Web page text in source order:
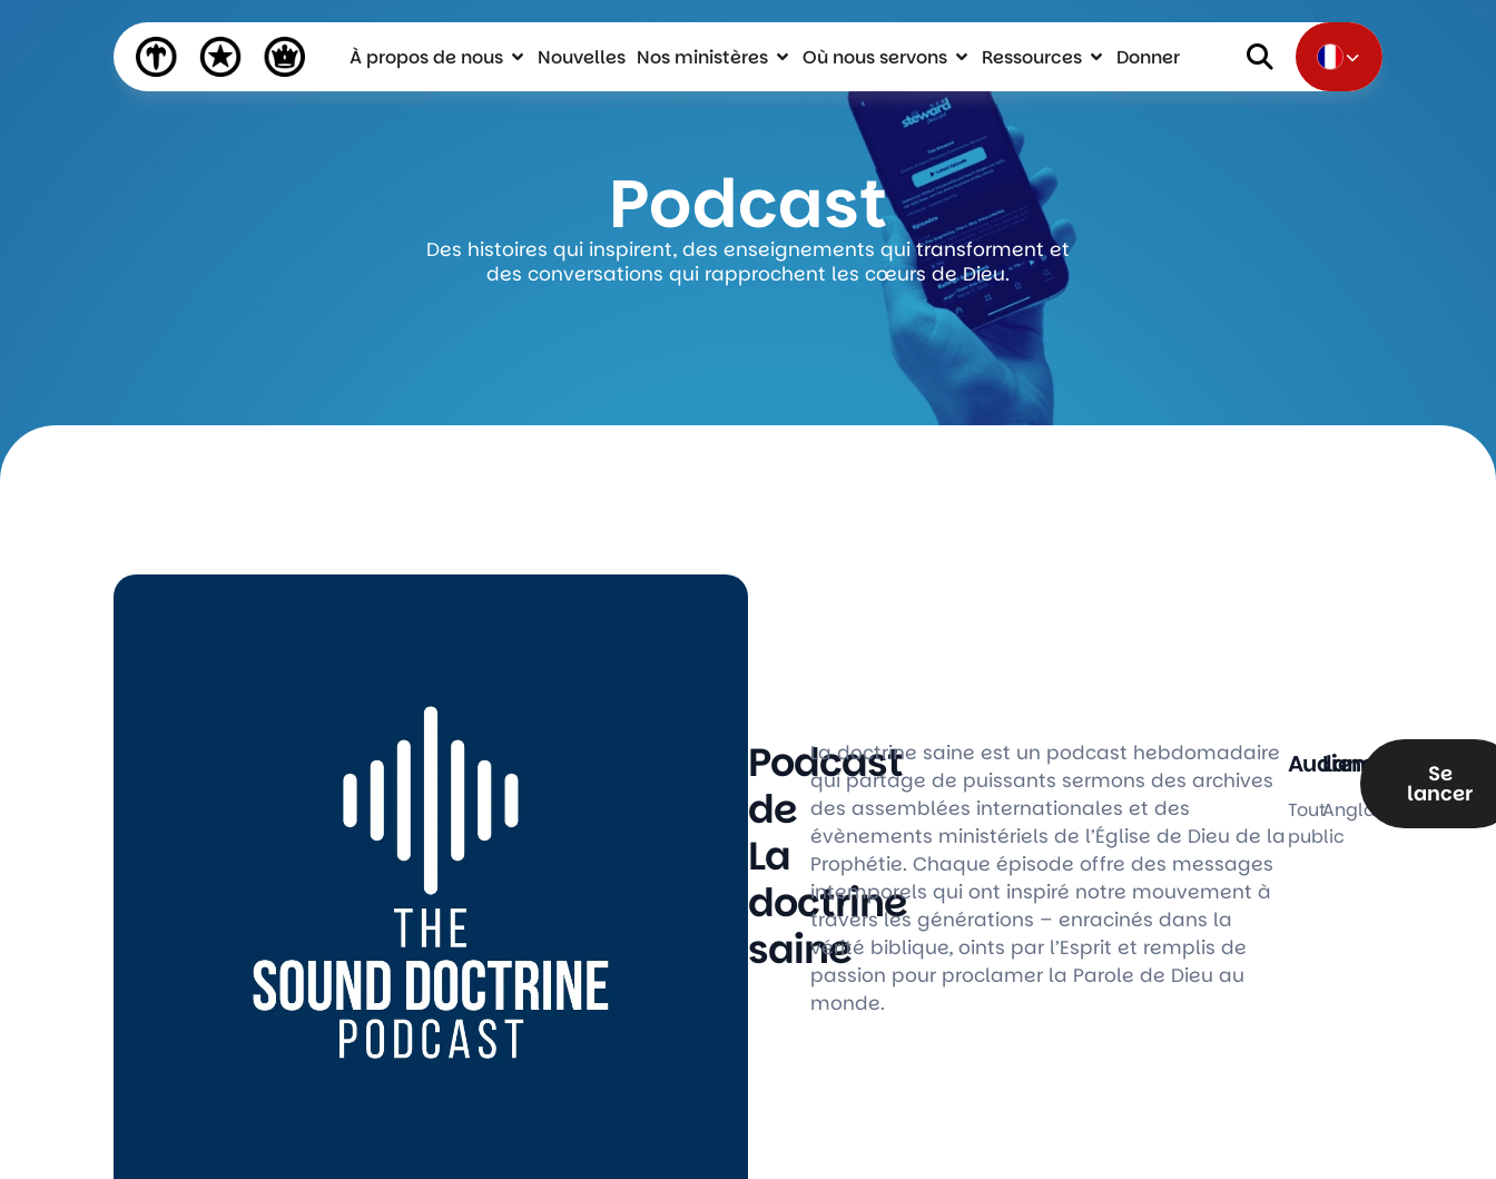
À propos de nous Nouvelles Nos ministères Où nous servons Ressources Donner
Podcast
Des histoires qui inspirent, des enseignements qui transforment et
des conversations qui rapprochent les cœurs de Dieu.
Podcast
de
La
doctrine
saine
La doctrine saine est un podcast hebdomadaire
qui partage de puissants sermons des archives
des assemblées internationales et des
évènements ministériels de l’Église de Dieu de la
Prophétie. Chaque épisode offre des messages
intemporels qui ont inspiré notre mouvement à
travers les générations – enracinés dans la
vérité biblique, oints par l’Esprit et remplis de
passion pour proclamer la Parole de Dieu au
monde.
Audience
Tout
public
Langue
Anglais
Se
lancer